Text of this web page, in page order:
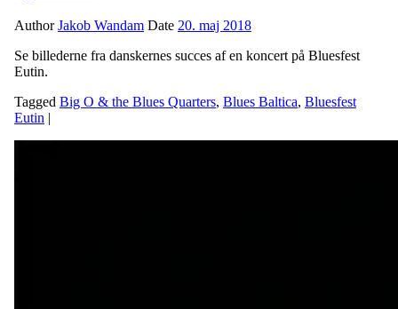
AuthorJakob Wandam Date 20. maj 2018
Se billederne fra danskernes succes af en koncert på Bluesfest
Eutin.
Tagged Big O & the Blues Quarters, Blues Baltica, Bluesfest
Eutin |